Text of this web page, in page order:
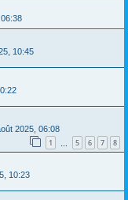
10:45
2025, 06:08
1 5 6 7 8
10:23